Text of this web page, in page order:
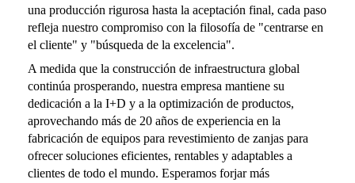
una producción rigurosa hasta la aceptación final, cada paso
refleja nuestro compromiso con la filosofía de "centrarse en
el cliente" y "búsqueda de la excelencia".
A medida que la construcción de infraestructura global
continúa prosperando, nuestra empresa mantiene su
dedicación a la I+D y a la optimización de productos,
aprovechando más de 20 años de experiencia en la
fabricación de equipos para revestimiento de zanjas para
ofrecer soluciones eficientes, rentables y adaptables a
clientes de todo el mundo. Esperamos forjar más